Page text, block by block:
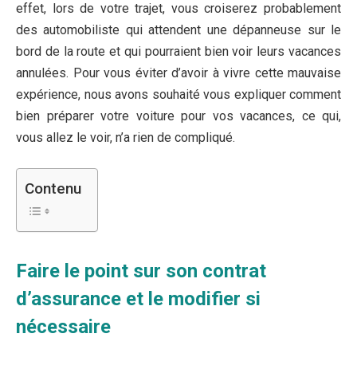
effet, lors de votre trajet, vous croiserez probablement
des automobiliste qui attendent une dépanneuse sur le
bord de la route et qui pourraient bien voir leurs vacances
annulées. Pour vous éviter d’avoir à vivre cette mauvaise
expérience, nous avons souhaité vous expliquer comment
bien préparer votre voiture pour vos vacances, ce qui,
vous allez le voir, n’a rien de compliqué.
Contenu
Faire le point sur son contrat
d’assurance et le modifier si
nécessaire